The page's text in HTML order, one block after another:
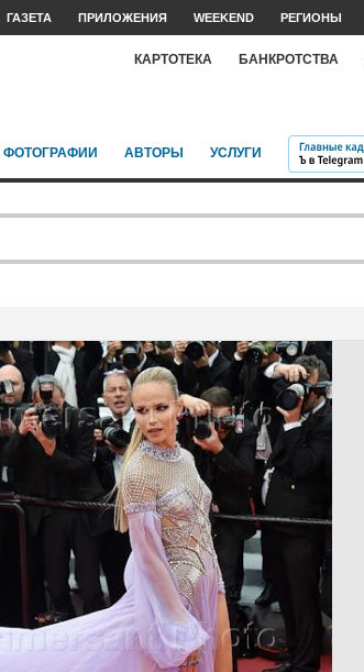
ГАЗЕТА ПРИЛОЖЕНИЯ WEEKEND РЕГИОНЫ
КАРТОТЕКА БАНКРОТСТВА
АВТОРЫ УСЛУГИ